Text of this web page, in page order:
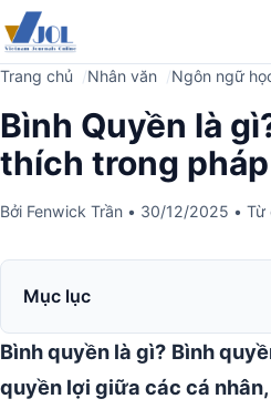
Trang chủ Nhân văn Ngôn ngữ
Bình Quyền là
thích trong
Bởi Fenwick Trần • 30/12/2025 • Từ
Mục lục
Bình quyền là gì? Bình
quyền lợi giữa các cá nhân,